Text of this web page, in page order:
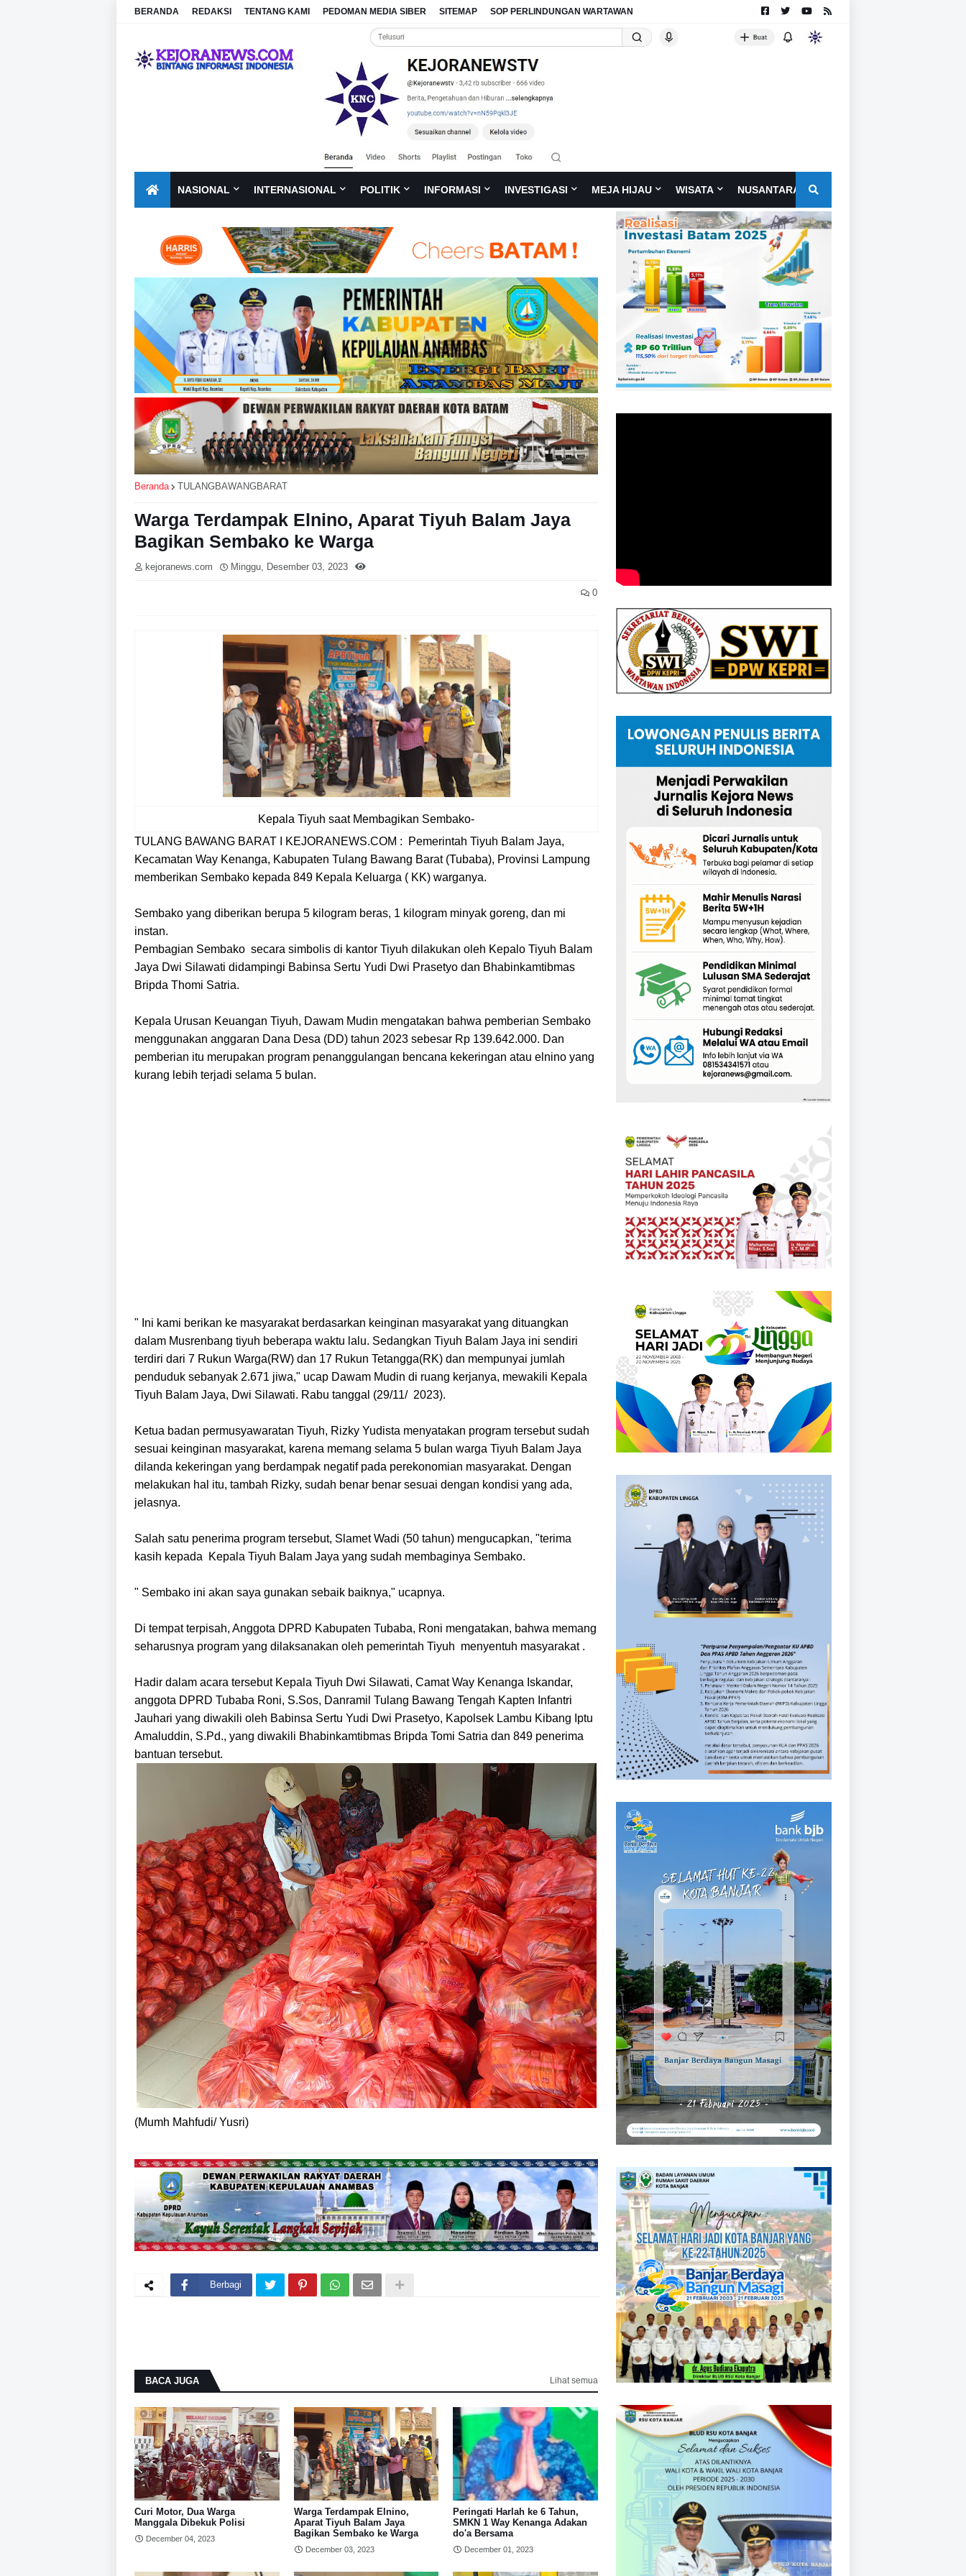
BERANDA REDAKSI TENTANG KAMI PEDOMAN MEDIA SIBER SITEMAP SOP PERLINDUNGAN WARTAWAN
NASIONAL INTERNASIONAL POLITIK INFORMASI INVESTIGASI MEJA HIJAU WISATA NUSANTARA
Beranda TULANGBAWANGBARAT
Warga Terdampak Elnino, Aparat Tiyuh Balam Jaya
Bagikan Sembako ke Warga
kejoranews.com Minggu, Desember 03, 2023
0
Kepala Tiyuh saat Membagikan Sembako-
TULANG BAWANG BARAT I KEJORANEWS.COM : Pemerintah Tiyuh Balam Jaya,
Kecamatan Way Kenanga, Kabupaten Tulang Bawang Barat (Tubaba), Provinsi Lampung
memberikan Sembako kepada 849 Kepala Keluarga ( KK) warganya.
Sembako yang diberikan berupa 5 kilogram beras, 1 kilogram minyak goreng, dan mi
instan.
Pembagian Sembako secara simbolis di kantor Tiyuh dilakukan oleh Kepalo Tiyuh Balam
Jaya Dwi Silawati didampingi Babinsa Sertu Yudi Dwi Prasetyo dan Bhabinkamtibmas
Bripda Thomi Satria.
Kepala Urusan Keuangan Tiyuh, Dawam Mudin mengatakan bahwa pemberian Sembako
menggunakan anggaran Dana Desa (DD) tahun 2023 sebesar Rp 139.642.000. Dan
pemberian itu merupakan program penanggulangan bencana kekeringan atau elnino yang
kurang lebih terjadi selama 5 bulan.
" Ini kami berikan ke masyarakat berdasarkan keinginan masyarakat yang dituangkan
dalam Musrenbang tiyuh beberapa waktu lalu. Sedangkan Tiyuh Balam Jaya ini sendiri
terdiri dari 7 Rukun Warga(RW) dan 17 Rukun Tetangga(RK) dan mempunyai jumlah
penduduk sebanyak 2.671 jiwa," ucap Dawam Mudin di ruang kerjanya, mewakili Kepala
Tiyuh Balam Jaya, Dwi Silawati. Rabu tanggal (29/11/ 2023).
Ketua badan permusyawaratan Tiyuh, Rizky Yudista menyatakan program tersebut sudah
sesuai keinginan masyarakat, karena memang selama 5 bulan warga Tiyuh Balam Jaya
dilanda kekeringan yang berdampak negatif pada perekonomian masyarakat. Dengan
melakukan hal itu, tambah Rizky, sudah benar benar sesuai dengan kondisi yang ada,
jelasnya.
Salah satu penerima program tersebut, Slamet Wadi (50 tahun) mengucapkan, "terima
kasih kepada Kepala Tiyuh Balam Jaya yang sudah membaginya Sembako.
" Sembako ini akan saya gunakan sebaik baiknya," ucapnya.
Di tempat terpisah, Anggota DPRD Kabupaten Tubaba, Roni mengatakan, bahwa memang
seharusnya program yang dilaksanakan oleh pemerintah Tiyuh menyentuh masyarakat .
Hadir dalam acara tersebut Kepala Tiyuh Dwi Silawati, Camat Way Kenanga Iskandar,
anggota DPRD Tubaba Roni, S.Sos, Danramil Tulang Bawang Tengah Kapten Infantri
Jauhari yang diwakili oleh Babinsa Sertu Yudi Dwi Prasetyo, Kapolsek Lambu Kibang Iptu
Amaluddin, S.Pd., yang diwakili Bhabinkamtibmas Bripda Tomi Satria dan 849 penerima
bantuan tersebut.
(Mumh Mahfudi/ Yusri)
Berbagi
BACA JUGA Lihat semua
Curi Motor, Dua Warga
Manggala Dibekuk Polisi
December 04, 2023
Warga Terdampak Elnino,
Aparat Tiyuh Balam Jaya
Bagikan Sembako ke Warga
December 03, 2023
Peringati Harlah ke 6 Tahun,
SMKN 1 Way Kenanga Adakan
do'a Bersama
December 01, 2023